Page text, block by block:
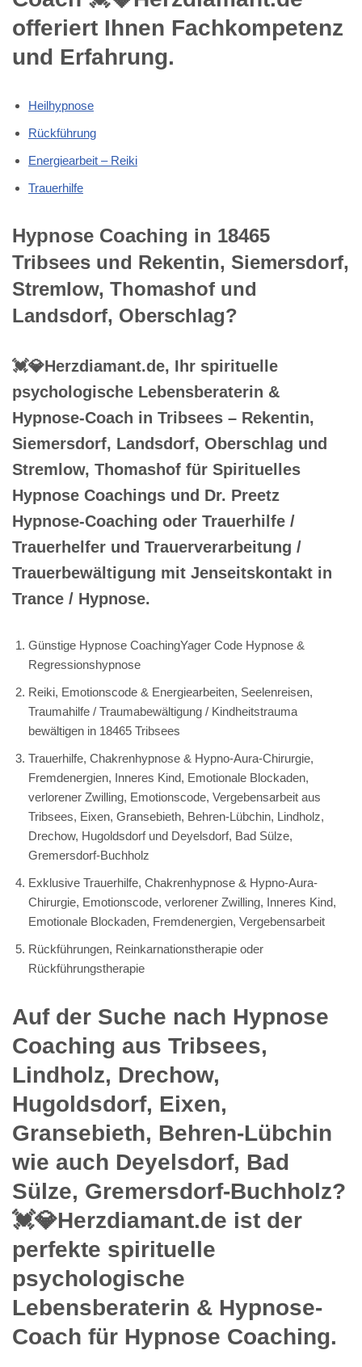
offeriert Ihnen Fachkompetenz
und Erfahrung.
Heilhypnose
Rückführung
Energiearbeit – Reiki
Trauerhilfe
Hypnose Coaching in 18465
Tribsees und Rekentin, Siemersdorf,
Stremlow, Thomashof und
Landsdorf, Oberschlag?
💓️💎Herzdiamant.de, Ihr spirituelle
psychologische Lebensberaterin &
Hypnose-Coach in Tribsees – Rekentin,
Siemersdorf, Landsdorf, Oberschlag und
Stremlow, Thomashof für Spirituelles
Hypnose Coachings und Dr. Preetz
Hypnose-Coaching oder Trauerhilfe /
Trauerhelfer und Trauerverarbeitung /
Trauerbewältigung mit Jenseitskontakt in
Trance / Hypnose.
Günstige Hypnose CoachingYager Code Hypnose &
Regressionshypnose
Reiki, Emotionscode & Energiearbeiten, Seelenreisen,
Traumahilfe / Traumabewältigung / Kindheitstrauma
bewältigen in 18465 Tribsees
Trauerhilfe, Chakrenhypnose & Hypno-Aura-Chirurgie,
Fremdenergien, Inneres Kind, Emotionale Blockaden,
verlorener Zwilling, Emotionscode, Vergebensarbeit aus
Tribsees, Eixen, Gransebieth, Behren-Lübchin, Lindholz,
Drechow, Hugoldsdorf und Deyelsdorf, Bad Sülze,
Gremersdorf-Buchholz
Exklusive Trauerhilfe, Chakrenhypnose & Hypno-Aura-
Chirurgie, Emotionscode, verlorener Zwilling, Inneres Kind,
Emotionale Blockaden, Fremdenergien, Vergebensarbeit
Rückführungen, Reinkarnationstherapie oder
Rückführungstherapie
Auf der Suche nach Hypnose
Coaching aus Tribsees,
Lindholz, Drechow,
Hugoldsdorf, Eixen,
Gransebieth, Behren-Lübchin
wie auch Deyelsdorf, Bad
Sülze, Gremersdorf-Buchholz?
💓️💎Herzdiamant.de ist der
perfekte spirituelle
psychologische
Lebensberaterin & Hypnose-
Coach für Hypnose Coaching.